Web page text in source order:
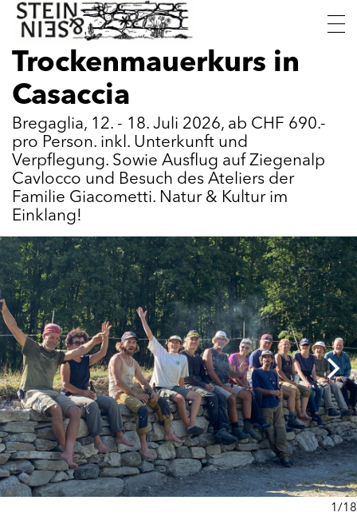
Skip
Sein
Trockenmauerkurs in
Casaccia
Bregaglia, 12. - 18. Juli 2026, ab CHF 690.-
pro Person. inkl. Unterkunft und
Verpflegung. Sowie Ausflug auf Ziegenalp
Cavlocco und Besuch des Ateliers der
Familie Giacometti. Natur & Kultur im
Einklang!
1/18